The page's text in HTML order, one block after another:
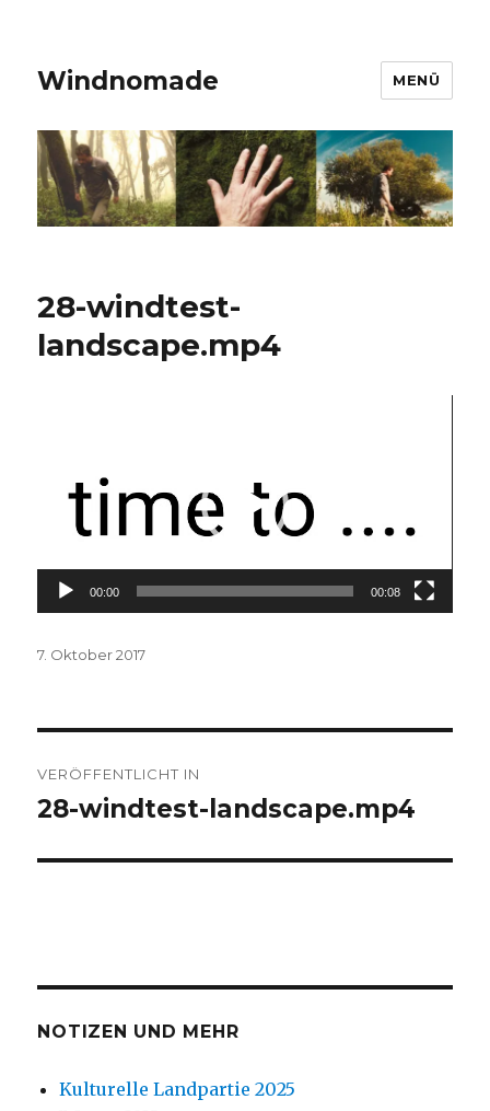
Windnomade MENÜ
28-windtest-
landscape.mp4
00:00 00:08
Veröffentlicht
7. Oktober 2017
Navigation
VERÖFFENTLICHT IN
28-windtest-landscape.mp4
NOTIZEN UND MEHR
Kulturelle Landpartie 2025